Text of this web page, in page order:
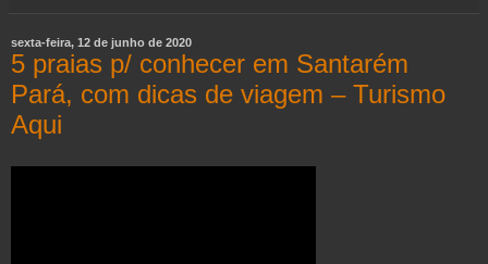
sexta-feira, 12 de junho de 2020
5 praias p/ conhecer em Santarém
Pará, com dicas de viagem – Turismo
Aqui